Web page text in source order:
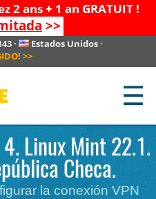
2 ans + 1 an GRATUIT !
>>
· Estados Unidos ·
>>
☰
4. Linux Mint 22.1.
Checa.
la conexión VPN